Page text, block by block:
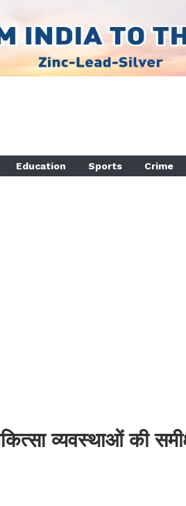
Education Sports Crime
व्यवस्थाओं की